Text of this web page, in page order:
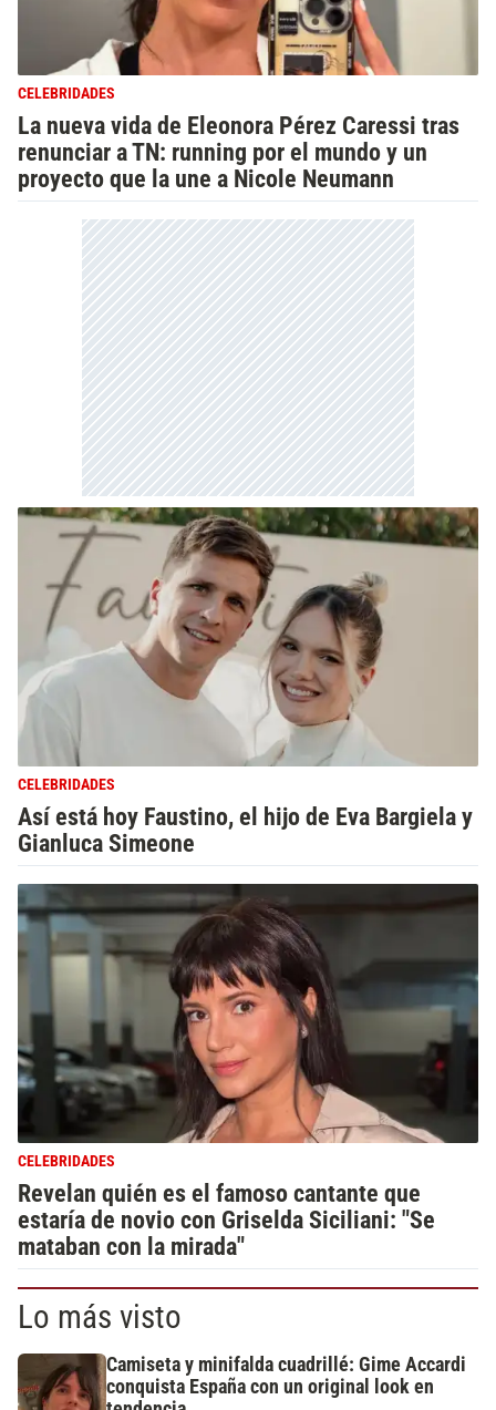
CELEBRIDADES
La nueva vida de Eleonora Pérez Caressi tras
renunciar a TN: running por el mundo y un
proyecto que la une a Nicole Neumann
CELEBRIDADES
Así está hoy Faustino, el hijo de Eva Bargiela y
Gianluca Simeone
CELEBRIDADES
Revelan quién es el famoso cantante que
estaría de novio con Griselda Siciliani: "Se
mataban con la mirada"
Lo más visto
Camiseta y minifalda cuadrillé: Gime Accardi
conquista España con un original look en